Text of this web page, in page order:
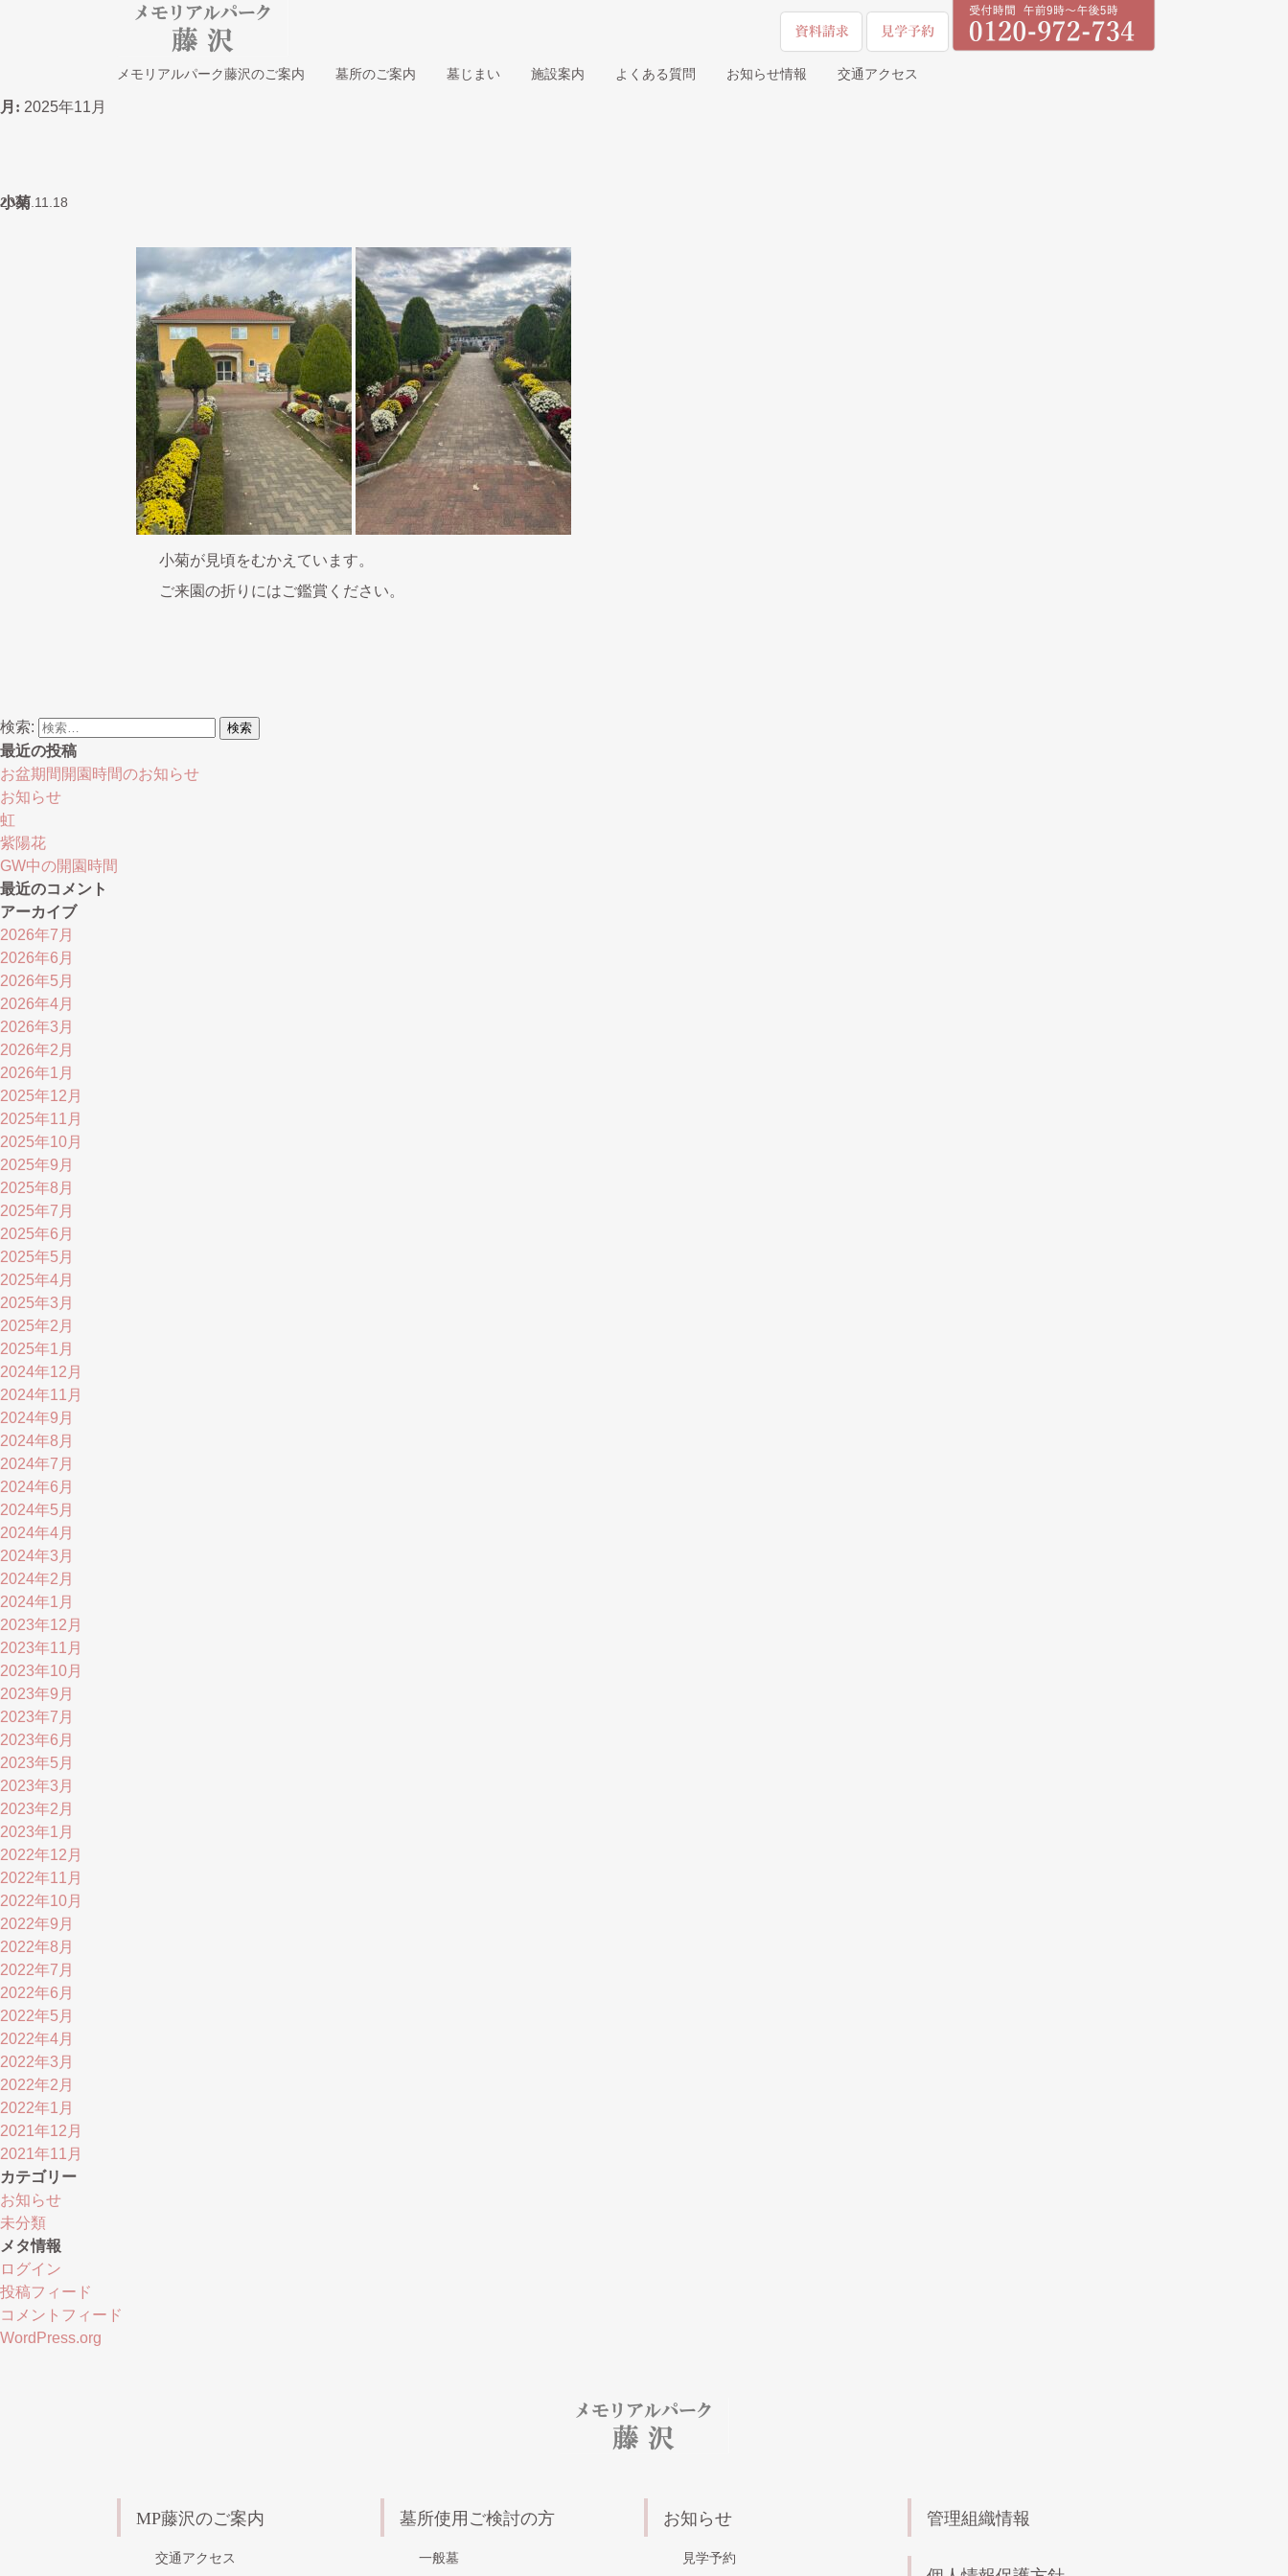
メモリアルパーク藤沢のご案内 墓所のご案内
一般墓地
墓じまい 施設案内 よくある質問 お知らせ情報 交通アクセス
月: 2025年11月
小菊
2025.11.18
小菊が見頃をむかえています。
ご来園の折りにはご鑑賞ください。
検索:
最近の投稿
お盆期間開園時間のお知らせ
お知らせ
虹
紫陽花
GW中の開園時間
最近のコメント
アーカイブ
2026年7月
2026年6月
2026年5月
2026年4月
2026年3月
2026年2月
2026年1月
2025年12月
2025年11月
2025年10月
2025年9月
2025年8月
2025年7月
2025年6月
2025年5月
2025年4月
2025年3月
2025年2月
2025年1月
2024年12月
2024年11月
2024年9月
2024年8月
2024年7月
2024年6月
2024年5月
2024年4月
2024年3月
2024年2月
2024年1月
2023年12月
2023年11月
2023年10月
2023年9月
2023年7月
2023年6月
2023年5月
2023年3月
2023年2月
2023年1月
2022年12月
2022年11月
2022年10月
2022年9月
2022年8月
2022年7月
2022年6月
2022年5月
2022年4月
2022年3月
2022年2月
2022年1月
2021年12月
2021年11月
カテゴリー
お知らせ
未分類
メタ情報
ログイン
投稿フィード
コメントフィード
WordPress.org
MP藤沢のご案内
交通アクセス
墓所使用ご検討の方
一般墓
お知らせ
見学予約
管理組織情報